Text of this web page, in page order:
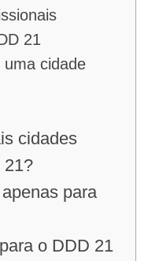
21
uma cidade
cidades
21?
para
o DDD 21